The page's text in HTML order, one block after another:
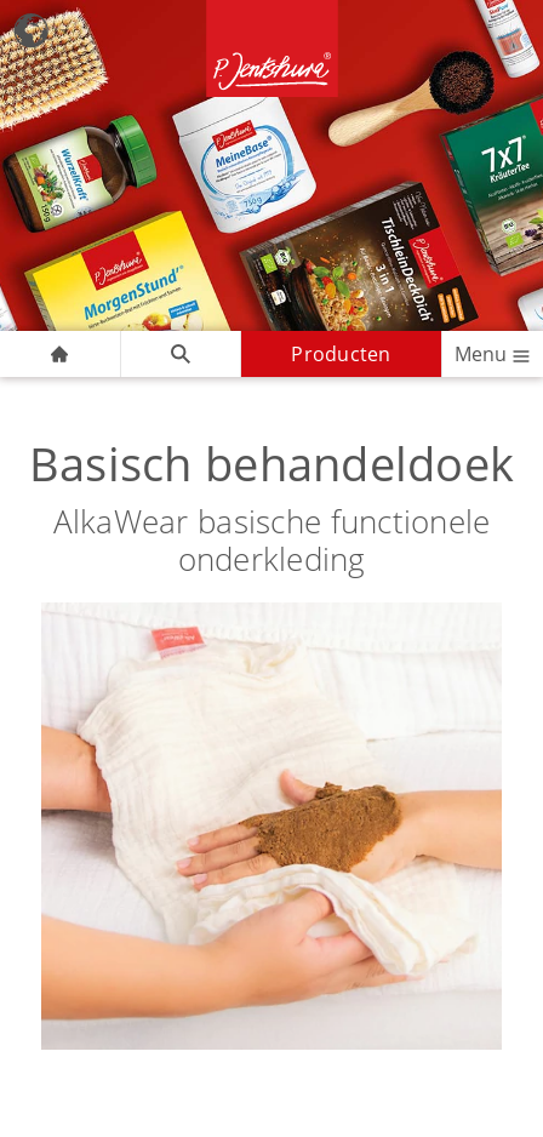
Producten Menu
Basisch behandeldoek
AlkaWear basische functionele
onderkleding